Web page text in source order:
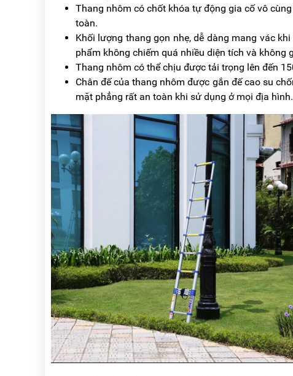
Thang nhôm có chốt khóa tự động gia cố vô
toàn.
Khối lượng thang gọn nhẹ, dễ dàng mang vác
phẩm không chiếm quá nhiều diện tích và không
Thang nhôm có thể chịu được tải trọng lên đến
Chân đế của thang nhôm được gắn đế cao su
mặt phẳng rất an toàn khi sử dụng ở mọi địa hình.